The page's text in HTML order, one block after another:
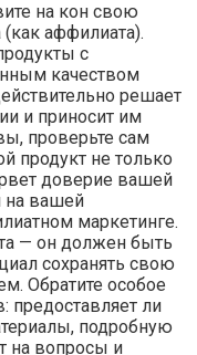
на кон свою
аффилиата).
с
качеством
решает
и приносит им
проверьте сам
продукт не только
доверие вашей
на вашей
маркетинге.
— он должен быть
сохранять свою
Обратите особое
предоставляет ли
подробную
на вопросы и